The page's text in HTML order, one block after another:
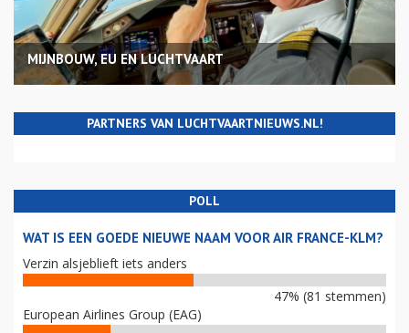
MIJNBOUW, EU EN LUCHTVAART
PARTNERS VAN LUCHTVAARTNIEUWS.NL!
POLL
WAT IS EEN GOEDE NIEUWE NAAM VOOR AIR FRANCE-KLM?
Verzin alsjeblieft iets anders
47% (81 stemmen)
European Airlines Group (EAG)